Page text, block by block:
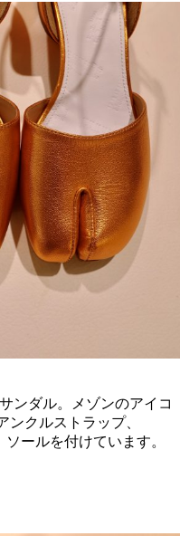
ンダル。メゾンのアイコ
ンクルストラップ、
ールを付けています。